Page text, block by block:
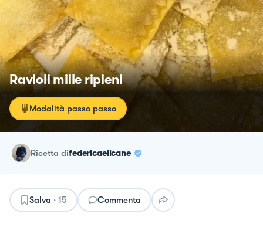
Ravioli mille ripieni
Modalità passo passo
ricetta difedericaeilcane
Salva · 15 Commenta